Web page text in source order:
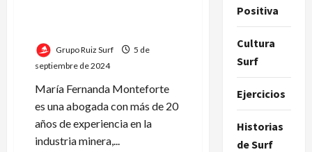
Grupo Ruiz Surf
5 de
septiembre de 2024
María Fernanda Monteforte
es una abogada con más de 20
años de experiencia en la
industria minera,...
Positiva
Cultura
Surf
Ejercicios
Historias
de Surf